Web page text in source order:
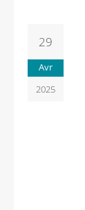
29
Avr
2025